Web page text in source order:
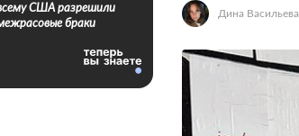
Дина Васильева
США разрешили
браки